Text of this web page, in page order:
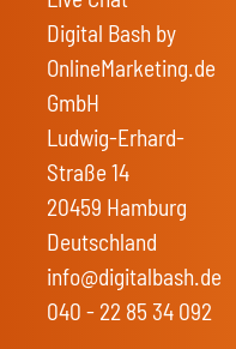
Digital Bash by
OnlineMarketing.de
GmbH
Ludwig-Erhard-
Straße 14
20459 Hamburg
Deutschland
info@digitalbash.de
040 - 22 85 34 092